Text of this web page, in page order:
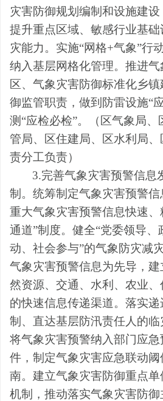
灾害防御规划编制和设施建设
提升重点区域、敏感行业基
灾能力。实施“网格+气象”行
纳入基层网格化管理。 推进气
区、气象灾害防御标准化乡镇
御监管职责，做到防雷设施“
测“应检必检”。 （ 区气象局、
管局、区住建局、区水利局
责分工负责）
3.完善气象灾害预警信息
制。统筹制定气象灾害预警
重大气象灾害预警信息快速
通道”制度。健全“党委领导
动、社会参与”的气象防灾减
气象灾害预警信息为先导，
然资源、交通、水利、农业
的快速信息传递渠道。落实
制、直达基层防汛责任人的临
将气象灾害预警纳入部门应
件，制定气象灾害应急联动
南。建立气象灾害防御重点
机制，推动落实气象灾害防